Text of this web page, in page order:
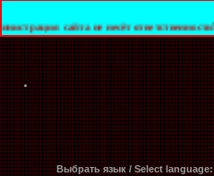
не несёт ответственности!!!
Выбрать язык / Select language: